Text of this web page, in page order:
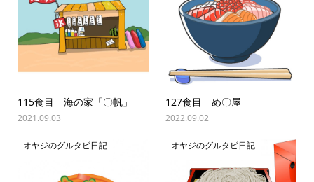
115食目 海の家「〇帆」
2021.09.03
127食目 め〇屋
2022.09.02
オヤジのグルタビ日記 オヤジのグルタビ日記